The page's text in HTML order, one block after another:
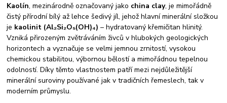
Kaolín, mezinárodně označovaný jako china clay, je mimořádně
čistý přírodní bílý až lehce šedivý jíl, jehož hlavní minerální složkou
je kaolinit (Al₂Si₂O₅(OH)₄) – hydratovaný křemičitan hlinitý.
Vzniká přirozeným zvětráváním živců v hlubokých geologických
horizontech a vyznačuje se velmi jemnou zrnitostí, vysokou
chemickou stabilitou, výbornou bělostí a mimořádnou tepelnou
odolností. Díky těmto vlastnostem patří mezi nejdůležitější
minerální suroviny používané jak v tradičních řemeslech, tak v
moderním průmyslu.